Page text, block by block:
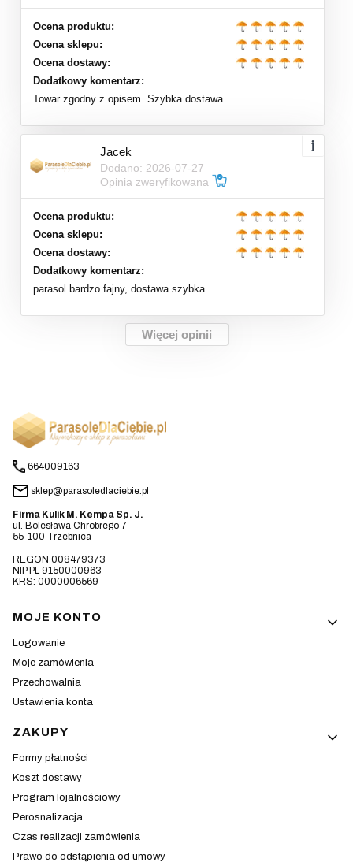
Ocena produktu:
Ocena sklepu:
Ocena dostawy:
Dodatkowy komentarz:
Towar zgodny z opisem. Szybka dostawa
Jacek
Dodano: 2026-07-27
Opinia zweryfikowana
Ocena produktu:
Ocena sklepu:
Ocena dostawy:
Dodatkowy komentarz:
parasol bardzo fajny, dostawa szybka
Więcej opinii
664009163
sklep@parasoledlaciebie.pl
Firma Kulik M. Kempa Sp. J.
ul. Bolesława Chrobrego 7
55-100 Trzebnica
REGON 008479373
NIP PL 9150000963
KRS: 0000006569
Linki w stopce
MOJE KONTO
Logowanie
Moje zamówienia
Przechowalnia
Ustawienia konta
ZAKUPY
Formy płatności
Koszt dostawy
Program lojalnościowy
Perosnalizacja
Czas realizacji zamówienia
Prawo do odstąpienia od umowy